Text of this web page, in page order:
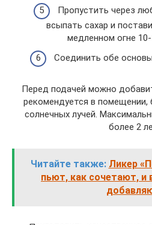
Пропустить через
всыпать сахар и
медленном огне
Соединить обе
Перед подачей можно
рекомендуется в помещении,
солнечных лучей.
более 2
Читайте также: Ликер
пьют, как сочетают, и